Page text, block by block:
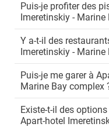
Puis-je profiter des
Imeretinskiy - Marine
Y a-t-il des
Imeretinskiy - Marine
Puis-je me garer à
Marine Bay complex
Existe-t-il des
Apart-hotel